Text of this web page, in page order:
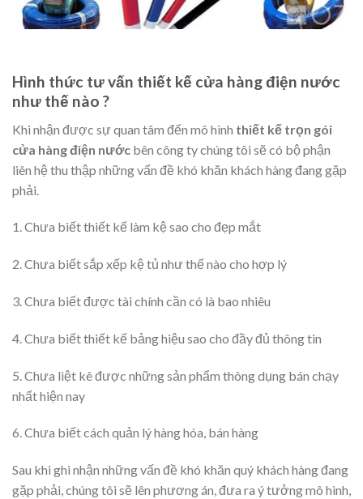
Hình thức tư vấn thiết kế cửa hàng điện nước
như thế nào ?
Khi nhận được sự quan tâm đến mô hình thiết kế trọn gói
cửa hàng điện nước bên công ty chúng tôi sẽ có bộ phận
liên hệ thu thập những vấn đề khó khăn khách hàng đang gặp
phải.
1. Chưa biết thiết kế làm kệ sao cho đẹp mắt
2. Chưa biết sắp xếp kệ tủ như thế nào cho hợp lý
3. Chưa biết được tài chính cần có là bao nhiêu
4. Chưa biết thiết kế bảng hiệu sao cho đầy đủ thông tin
5. Chưa liệt kê được những sản phẩm thông dụng bán chạy
nhất hiện nay
6. Chưa biết cách quản lý hàng hóa, bán hàng
Sau khi ghi nhận những vấn đề khó khăn quý khách hàng đang
gặp phải, chúng tôi sẽ lên phương án, đưa ra ý tưởng mô hình,